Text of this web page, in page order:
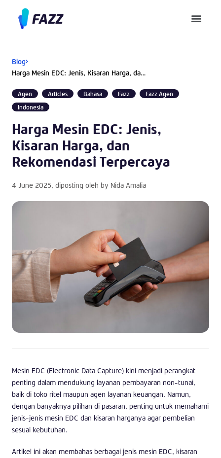
Blog
Harga Mesin EDC: Jenis, Kisaran Harga, dan Rekomendasi Terpercaya
Agen Articles Bahasa Fazz
Fazz Agen
Indonesia
Harga Mesin EDC: Jenis,
Kisaran Harga, dan
Rekomendasi Terpercaya
4 June 2025, diposting oleh by Nida Amalia
Mesin EDC (Electronic Data Capture) kini menjadi perangkat
penting dalam mendukung layanan pembayaran non-tunai,
baik di toko ritel maupun agen layanan keuangan. Namun,
dengan banyaknya pilihan di pasaran, penting untuk memahami
jenis-jenis mesin EDC dan kisaran harganya agar pembelian
sesuai kebutuhan.
Artikel ini akan membahas berbagai jenis mesin EDC, kisaran